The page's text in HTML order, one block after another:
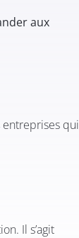
aux
entreprises qui
Il s’agit